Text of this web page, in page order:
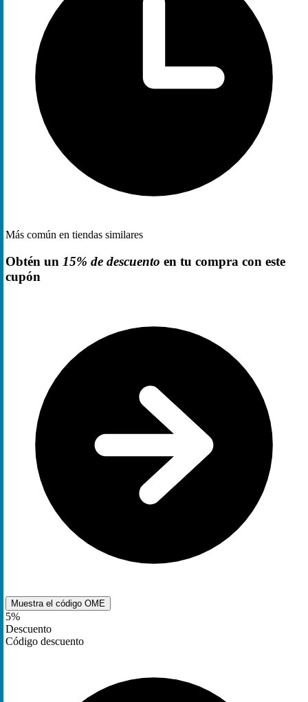
Más común en tiendas similares
Obtén un 15% de descuento en tu compra con este
cupón
Muestra el código OME
5%
Descuento
Código descuento